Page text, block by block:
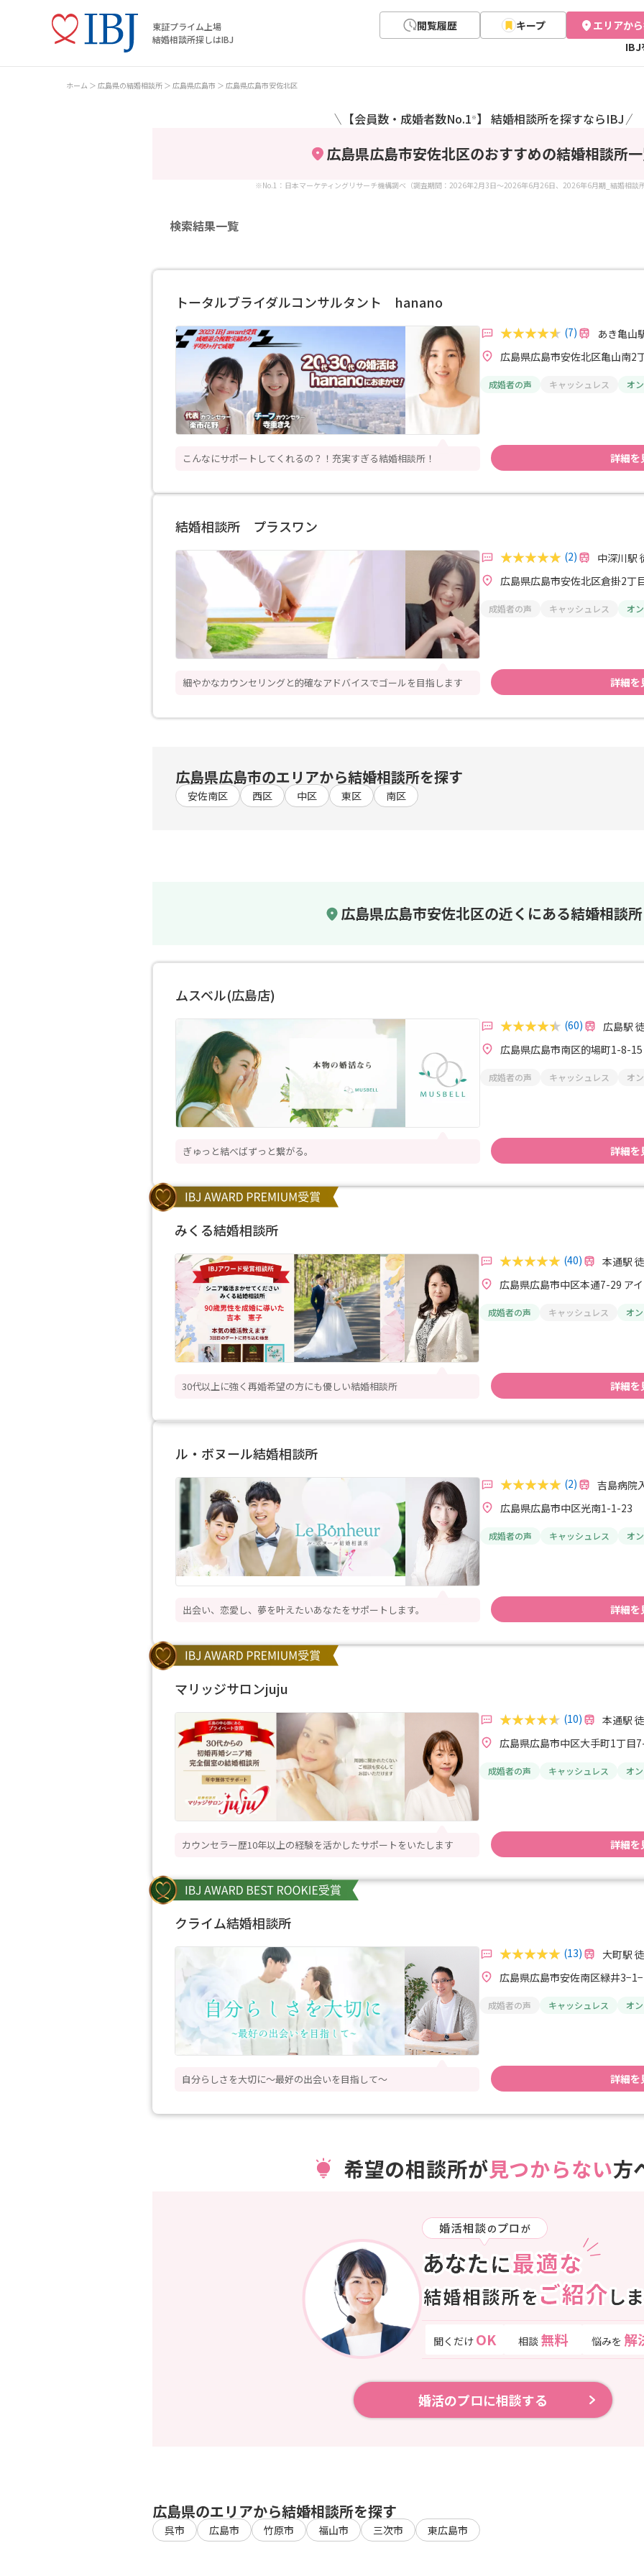
東証プライム上場
結婚相談所探しはIBJ
閲覧履歴 キープ
エリアか
IBJ
ホーム 広島県の結婚相談所 広島県広島市 広島県広島市安佐北区
＼ 【会員数・成婚者数No.1 ※ 】 結婚相談所を探すならIBJ／
広島県広島市安佐北区のおすすめの結婚相談所
※No.1：日本マーケティングリサーチ機構調べ（調査期間：2026年2月3日～2026年6月26日、2026年6月期_結婚相談
検索結果一覧
トータルブライダルコンサルタント hanano
こんなにサポートしてくれるの？！充実すぎる結婚相談所！
(7)
あき亀山
広島県広島市安佐北区亀山南2
成婚者の声 キャッシュレス オ
詳細を
結婚相談所 プラスワン
細やかなカウンセリングと的確なアドバイスでゴールを目指します
(2)
中深川駅
広島県広島市安佐北区倉掛2
成婚者の声 キャッシュレス オ
詳細を
広島県広島市のエリアから結婚相談所を探す
安佐南区 西区 中区 東区 南区
広島県広島市安佐北区の近くにある結婚相談所
ムスベル(広島店)
ぎゅっと結べばずっと繋がる。
(60)
広島駅
広島県広島市南区的場町1-8-
成婚者の声 キャッシュレス オ
詳細を
みくる結婚相談所
30代以上に強く再婚希望の方にも優しい結婚相談所
(40)
本通駅
広島県広島市中区本通7-29 ア
成婚者の声 キャッシュレス オ
詳細を
ル・ボヌール結婚相談所
出会い、恋愛し、夢を叶えたいあなたをサポートします。
(2)
吉島病院
広島県広島市中区光南1-1-23
成婚者の声 キャッシュレス オ
詳細を
マリッジサロンjuju
カウンセラー歴10年以上の経験を活かしたサポートをいたします
(10)
本通駅
広島県広島市中区大手町1丁
成婚者の声 キャッシュレス オ
詳細を
クライム結婚相談所
自分らしさを大切に〜最好の出会いを目指して〜
(13)
大町駅
広島県広島市安佐南区緑井
成婚者の声 キャッシュレス オ
詳細を
希望の相談所が見つからない方
聞くだけ OK 相談 無料 悩みを 解
婚活のプロに相談する
広島県のエリアから結婚相談所を探す
呉市 広島市 竹原市 福山市 三次市 東広島市